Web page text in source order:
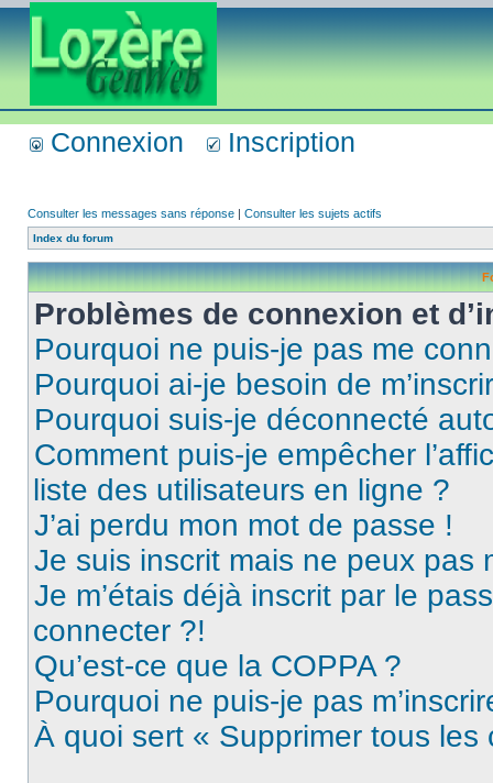
Connexion Inscription
Consulter les messages sans réponse | Consulter les sujets actifs
Index du forum
Problèmes de connexion et
Pourquoi ne puis-je pas me
Pourquoi ai-je besoin de
Pourquoi suis-je déconnecté
Comment puis-je empêcher
liste des utilisateurs en ligne ?
J’ai perdu mon mot de passe !
Je suis inscrit mais ne peux pas
Je m’étais déjà inscrit par le
connecter ?!
Qu’est-ce que la COPPA ?
Pourquoi ne puis-je pas
À quoi sert « Supprimer tous les